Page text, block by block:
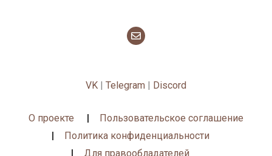
VK Telegram Discord
О проекте
Пользовательское соглашение
Политика конфиденциальности
Для правообладателей